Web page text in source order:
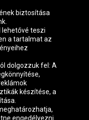
biztosítása
lehetővé teszi
a tartalmat az
dolgozzuk fel: A
készítése, a
engedélyezni.